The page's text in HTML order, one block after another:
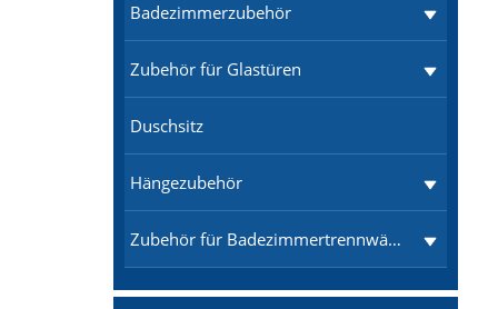
Badezimmerzubehör
Zubehör für Glastüren
Duschsitz
Hängezubehör
Zubehör für Badezimmertrennwände